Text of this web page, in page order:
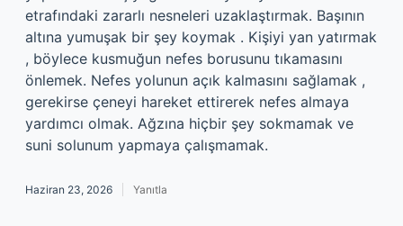
etrafındaki zararlı nesneleri uzaklaştırmak. Başının
altına yumuşak bir şey koymak . Kişiyi yan yatırmak
, böylece kusmuğun nefes borusunu tıkamasını
önlemek. Nefes yolunun açık kalmasını sağlamak ,
gerekirse çeneyi hareket ettirerek nefes almaya
yardımcı olmak. Ağzına hiçbir şey sokmamak ve
suni solunum yapmaya çalışmamak.
Haziran 23, 2026 Yanıtla